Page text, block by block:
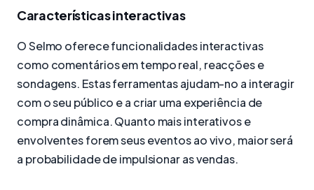
Características interactivas
O Selmo oferece funcionalidades interactivas
como comentários em tempo real, reacções e
sondagens. Estas ferramentas ajudam-no a interagir
com o seu público e a criar uma experiência de
compra dinâmica. Quanto mais interativos e
envolventes forem seus eventos ao vivo, maior será
a probabilidade de impulsionar as vendas.